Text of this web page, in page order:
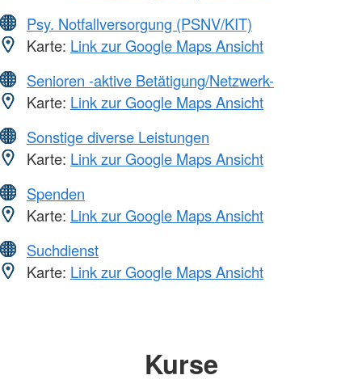
Psy. Notfallversorgung (PSNV/KIT)
Karte: Link zur Google Maps Ansicht
Senioren -aktive Betätigung/Netzwerk-
Karte: Link zur Google Maps Ansicht
Sonstige diverse Leistungen
Karte: Link zur Google Maps Ansicht
Spenden
Karte: Link zur Google Maps Ansicht
Suchdienst
Karte: Link zur Google Maps Ansicht
Kurse